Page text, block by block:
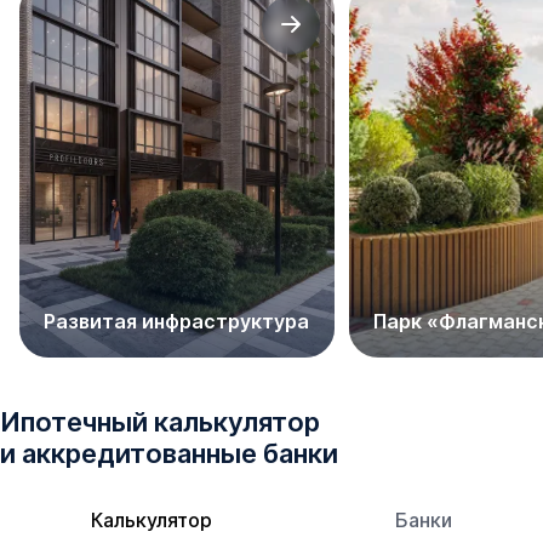
данном районе отлично развита инфраструктура - в
шаговой доступности 6 детских садиков, школа №17,
гимназия «Лидер», городская поликлиника №13. Также
проектом благоустройства на территории ЖК
предусмотрено 4 детских садика на 350 мест каждый,
1 школа на 1875 учащихся и поликлиника.
В радиусе 1 км от ЖК открыто несколько продуктовых
супермаркетов, пункты выдачи товаров, а также
ветеринарная клиника и частный медицинский центр.
Всего 10 минут до Краевой клинической больницы и
ТРЦ «Любимово», а приехать в парк и стадион
По ул. Кирилла Россинского следуют маршруты № 21,
146а, 170а. Благодаря удобному расположению
можно за 20 минут.
Развитая инфраструктура Парк
Ипотечный калькулятор
и аккредитованные банки
Калькулятор Банки